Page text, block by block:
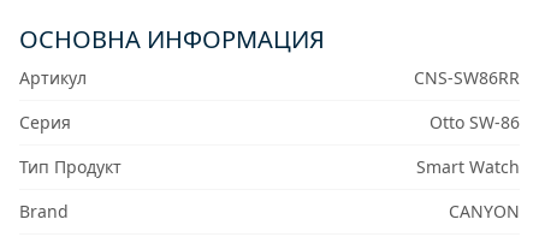
ОСНОВНА ИНФОРМАЦИЯ
Артикул
CNS-SW86RR
Серия
Otto SW-86
Тип Продукт
Smart Watch
Brand
CANYON